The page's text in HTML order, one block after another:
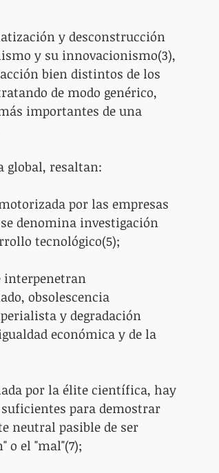
y desconstrucción
y su innovacionismo(3),
bien distintos de los
de modo genérico,
importantes de una
global, resaltan:
por las empresas
denomina investigación
tecnológico(5);
interpenetran
obsolescencia
y degradación
económica y de la
por la élite científica, hay
para demostrar
neutral pasible de ser
o el "mal"(7);